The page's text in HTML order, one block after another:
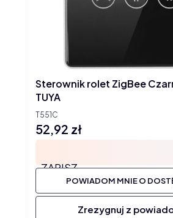
T551C
Sterownik rolet ZigBee
TUYA
Cena
52,92 zł
ZAPISZ
POWIADOM MNIE O
Zrezygnuj z